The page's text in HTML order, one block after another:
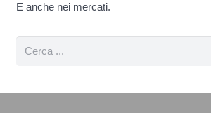
E anche nei mercati.